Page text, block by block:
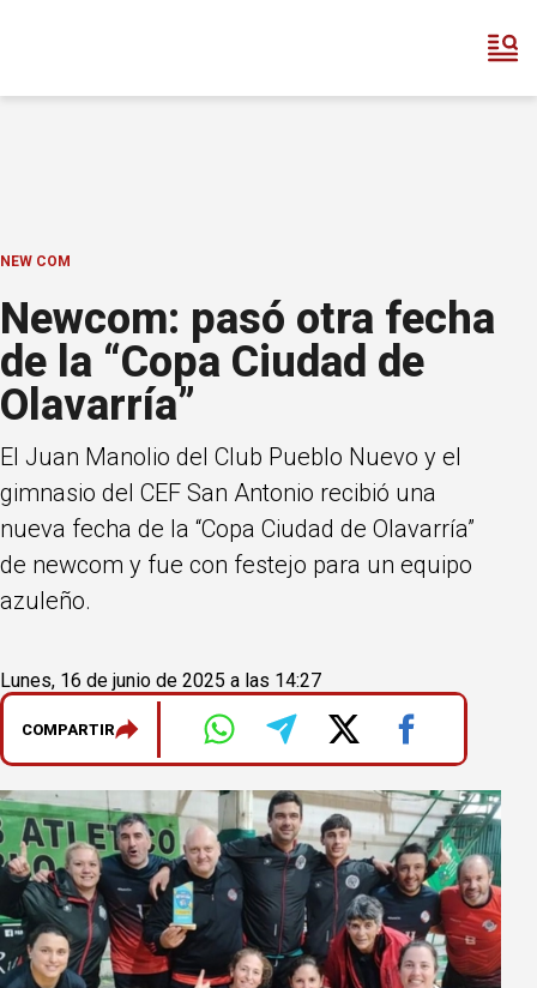
NEW COM
Newcom: pasó otra fecha
de la “Copa Ciudad de
Olavarría”
El Juan Manolio del Club Pueblo Nuevo y el
gimnasio del CEF San Antonio recibió una
nueva fecha de la “Copa Ciudad de Olavarría”
de newcom y fue con festejo para un equipo
azuleño.
Lunes, 16 de junio de 2025 a las 14:27
COMPARTIR